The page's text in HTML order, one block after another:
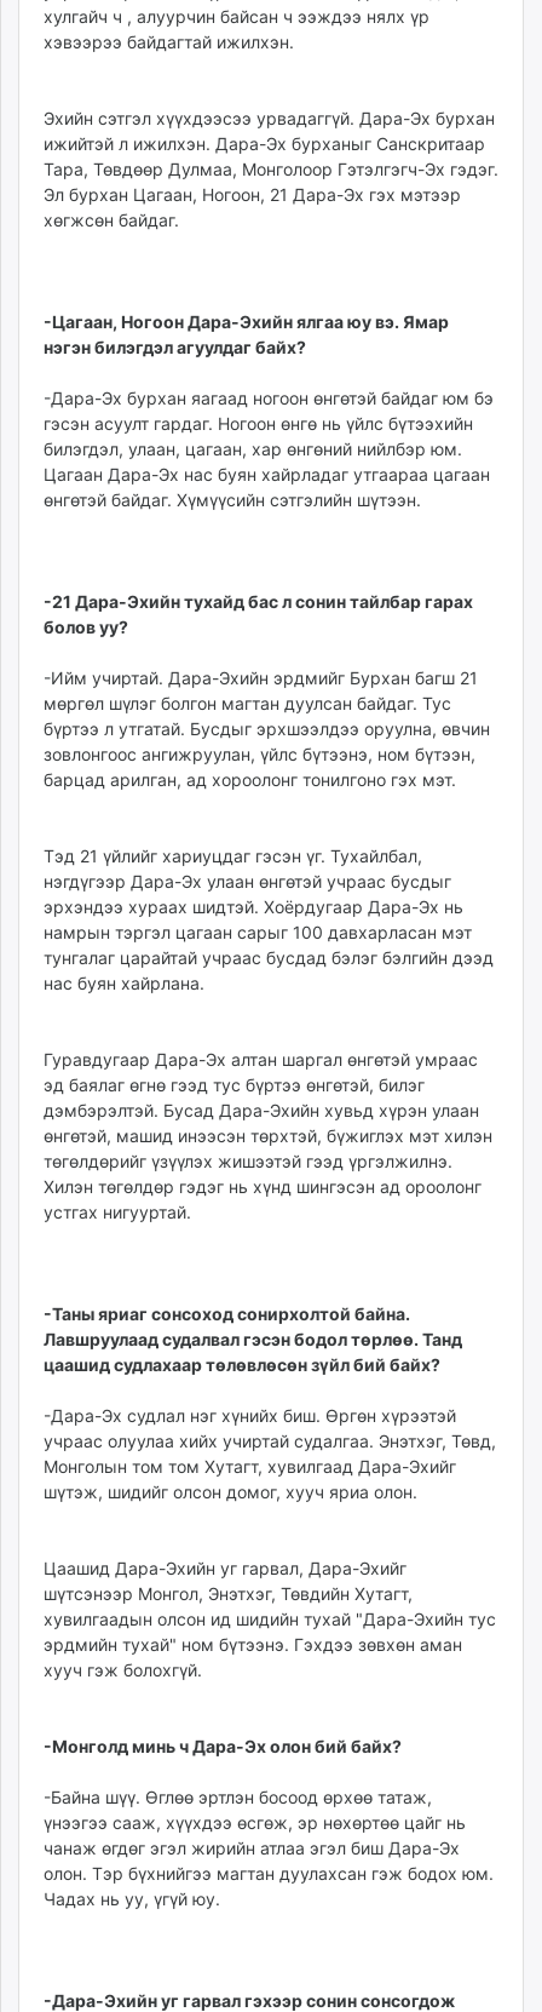
хулгайч ч , алуурчин байсан ч ээждээ нялх үр
хэвээрээ байдагтай ижилхэн.
Эхийн сэтгэл хүүхдээсээ урвадаггүй. Дара-Эх бурхан
ижийтэй л ижилхэн. Дара-Эх бурханыг Санскритаар
Тара, Төвдөөр Дулмаа, Монголоор Гэтэлгэгч-Эх гэдэг.
Эл бурхан Цагаан, Ногоон, 21 Дара-Эх гэх мэтээр
хөгжсөн байдаг.
-Цагаан, Ногоон Дара-Эхийн ялгаа юу вэ. Ямар
нэгэн билэгдэл агуулдаг байх?
-Дара-Эх бурхан яагаад ногоон өнгөтэй байдаг юм бэ
гэсэн асуулт гардаг. Ногоон өнгө нь үйлс бүтээхийн
билэгдэл, улаан, цагаан, хар өнгөний нийлбэр юм.
Цагаан Дара-Эх нас буян хайрладаг утгаараа цагаан
өнгөтэй байдаг. Хүмүүсийн сэтгэлийн шүтээн.
-21 Дара-Эхийн тухайд бас л сонин тайлбар гарах
болов уу?
-Ийм учиртай. Дара-Эхийн эрдмийг Бурхан багш 21
мөргөл шүлэг болгон магтан дуулсан байдаг. Тус
бүртээ л утгатай. Бусдыг эрхшээлдээ оруулна, өвчин
зовлонгоос ангижруулан, үйлс бүтээнэ, ном бүтээн,
барцад арилган, ад хороолонг тонилгоно гэх мэт.
Тэд 21 үйлийг хариуцдаг гэсэн үг. Тухайлбал,
нэгдүгээр Дара-Эх улаан өнгөтэй учраас бусдыг
эрхэндээ хураах шидтэй. Хоёрдугаар Дара-Эх нь
намрын тэргэл цагаан сарыг 100 давхарласан мэт
тунгалаг царайтай учраас бусдад бэлэг бэлгийн дээд
нас буян хайрлана.
Гуравдугаар Дара-Эх алтан шаргал өнгөтэй умраас
эд баялаг өгнө гээд тус бүртээ өнгөтэй, билэг
дэмбэрэлтэй. Бусад Дара-Эхийн хувьд хүрэн улаан
өнгөтэй, машид инээсэн төрхтэй, бүжиглэх мэт хилэн
төгөлдөрийг үзүүлэх жишээтэй гээд үргэлжилнэ.
Хилэн төгөлдөр гэдэг нь хүнд шингэсэн ад ороолонг
устгах нигууртай.
-Таны яриаг сонсоход сонирхолтой байна.
Лавшруулаад судалвал гэсэн бодол төрлөө. Танд
цаашид судлахаар төлөвлөсөн зүйл бий байх?
-Дара-Эх судлал нэг хүнийх биш. Өргөн хүрээтэй
учраас олуулаа хийх учиртай судалгаа. Энэтхэг, Төвд,
Монголын том том Хутагт, хувилгаад Дара-Эхийг
шүтэж, шидийг олсон домог, хууч яриа олон.
Цаашид Дара-Эхийн уг гарвал, Дара-Эхийг
шүтсэнээр Монгол, Энэтхэг, Төвдийн Хутагт,
хувилгаадын олсон ид шидийн тухай "Дара-Эхийн тус
эрдмийн тухай" ном бүтээнэ. Гэхдээ зөвхөн аман
хууч гэж болохгүй.
-Монголд минь ч Дара-Эх олон бий байх?
-Байна шүү. Өглөө эртлэн босоод өрхөө татаж,
үнээгээ сааж, хүүхдээ өсгөж, эр нөхөртөө цайг нь
чанаж өгдөг эгэл жирийн атлаа эгэл биш Дара-Эх
олон. Тэр бүхнийгээ магтан дуулахсан гэж бодох юм.
Чадах нь уу, үгүй юу.
-Дара-Эхийн уг гарвал гэхээр сонин сонсогдож